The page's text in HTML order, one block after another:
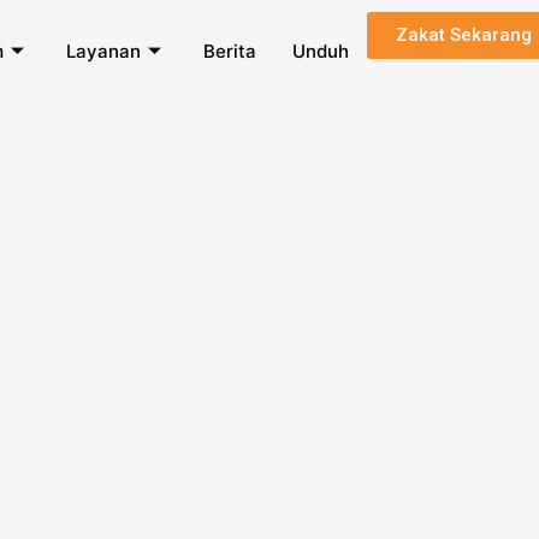
Layanan Berita Unduh
Zakat Sekarang